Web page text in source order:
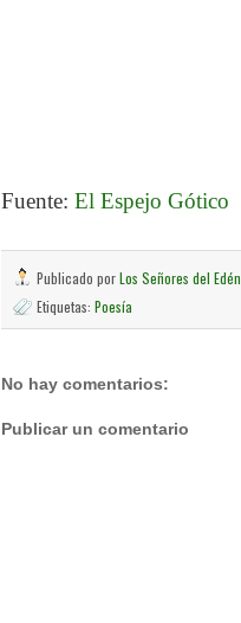
Fuente: El Espejo Gótico
Publicado porLos Señores del Edén
Etiquetas: Poesía
No hay comentarios:
Publicar un comentario